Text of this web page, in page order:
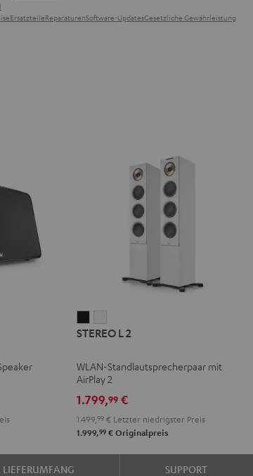
ErsatzteileReparaturenSoftware-UpdatesGesetzliche Gewährleistung
L
Schwarz
L
Weiß
STEREO L 2
WLAN-Standlautsprecherpaar mit
AirPlay 2
1.799,99 €
1.499,99 € Letzter niedrigster Preis
1.999,99 € Originalpreis
LIEFERUMFANG SUPPORT